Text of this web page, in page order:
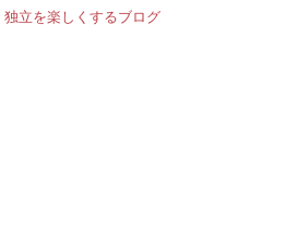
独立を楽しくするブログ